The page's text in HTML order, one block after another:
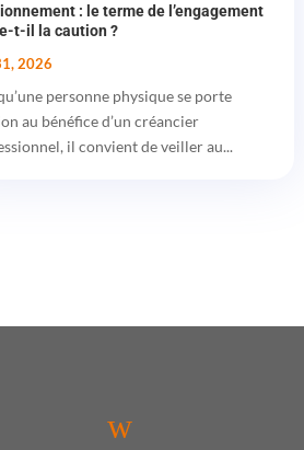
: le terme de l’engagement
t-il la caution ?
2026
personne physique se porte
au bénéfice d’un créancier
il convient de veiller au...
w